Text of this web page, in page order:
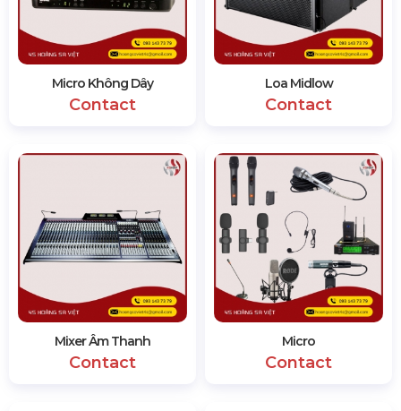
Micro Không Dây
Contact
Loa Midlow
Contact
Mixer Âm Thanh
Contact
Micro
Contact